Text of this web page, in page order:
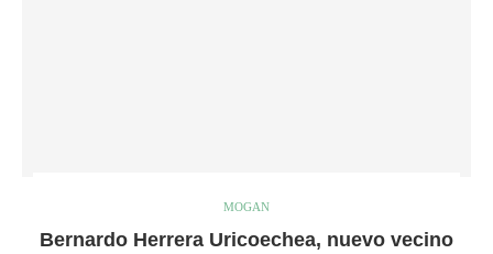
MOGAN
Bernardo Herrera Uricoechea, nuevo vecino